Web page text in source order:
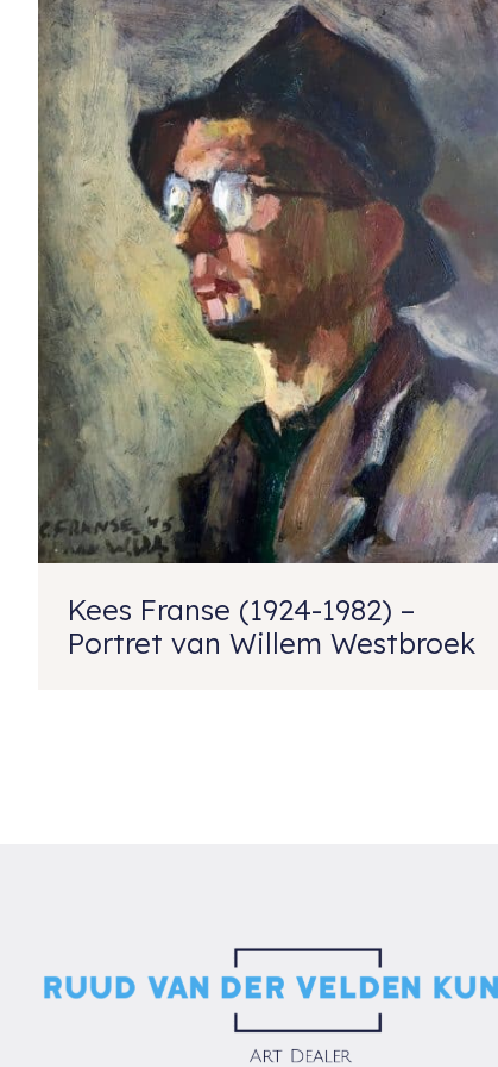
Kees Franse (1924-1982) –
Portret van Willem Westbroek